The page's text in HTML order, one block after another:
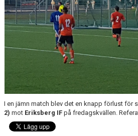
BLI MEDLEM
IDROTTSSKADOR
KLUBBHUS
KLUBBSHOP
MATCHER
I en jämn match blev det en knapp förlust för
2) mot Eriksberg IF på fredagskvällen.